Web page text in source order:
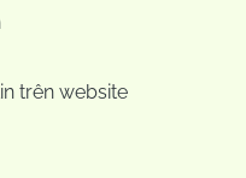
trên website